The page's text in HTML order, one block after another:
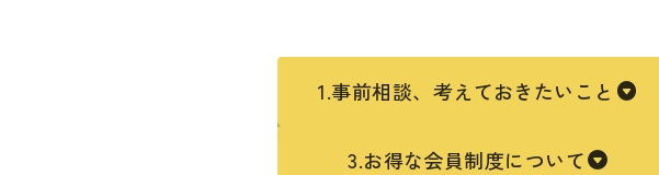
1.事前相談、考えておきたいこと
3.お得な会員制度について